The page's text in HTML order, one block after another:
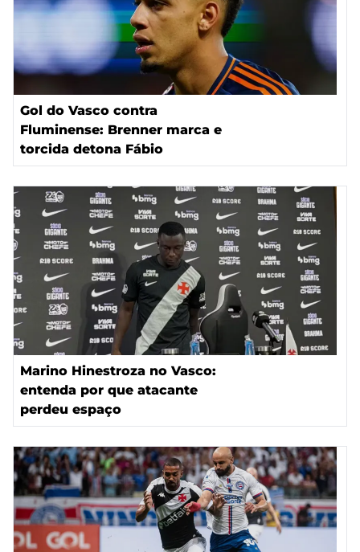
Gol do Vasco contra
Fluminense: Brenner marca e
torcida detona Fábio
Marino Hinestroza no Vasco:
entenda por que atacante
perdeu espaço